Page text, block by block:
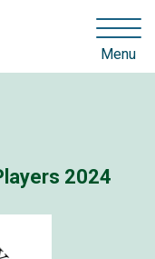
Menu
2024